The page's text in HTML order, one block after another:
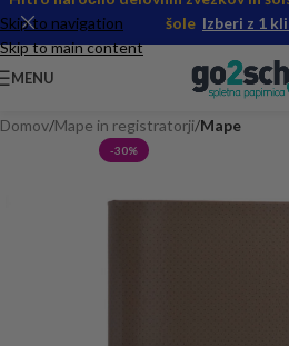
Skip to navigation
Skip to main content
šole Izberi z 1
MENU
Domov Mape in registratorji Mape
-30%